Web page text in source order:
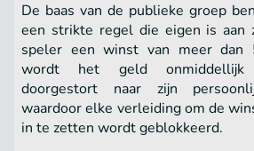
De baas van de publieke groep
een strikte regel die eigen is aan
speler een winst van meer dan
wordt het geld onmiddellijk
doorgestort naar zijn
waardoor elke verleiding om de
in te zetten wordt geblokkeerd.